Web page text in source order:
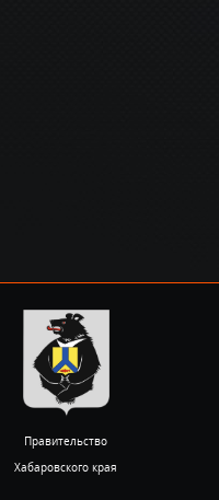
Правительство
Хабаровского края